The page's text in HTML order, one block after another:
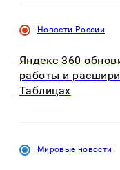
Новости России
Яндекс 360
работы и
Таблицах
Мировые новости